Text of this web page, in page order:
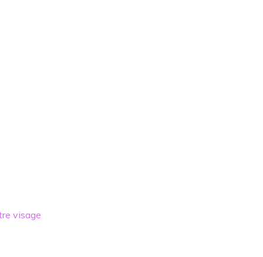
visage